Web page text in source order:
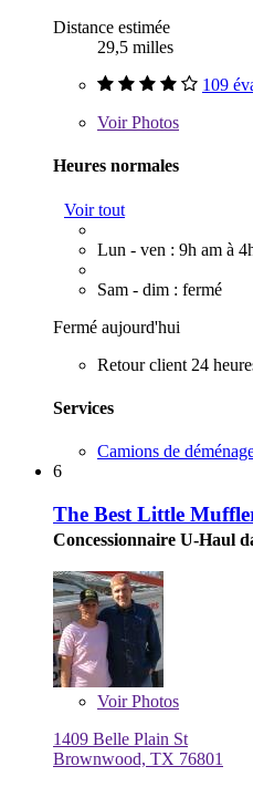
Distance estimée
29,5 milles
109
VoirPhotos
Heures normales
Voir tout
Lun - ven : 9h am à
Sam - dim : fermé
Fermé aujourd'hui
Retour client 24
Services
Camions de
6
The Best Little
Concessionnaire U-Haul
VoirPhotos
1409 Belle Plain St
Brownwood, TX 76801